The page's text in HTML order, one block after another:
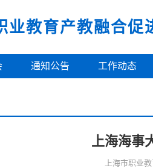
业教育产教融合促
通知公告 工作动态
上海海事
上海市职业